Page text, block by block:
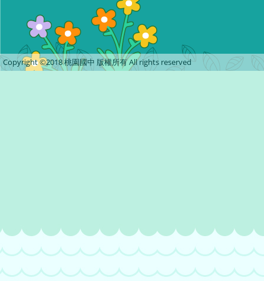
Copyright ©2018 桃園國中 版權所有 All rights reserved